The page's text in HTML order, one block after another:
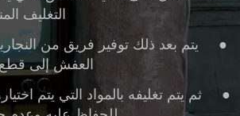
التغليف
●
يتم بعد ذلك توفير فريق من
العفش إلى
●
ثم يتم تغليفه بالمواد التي يتم